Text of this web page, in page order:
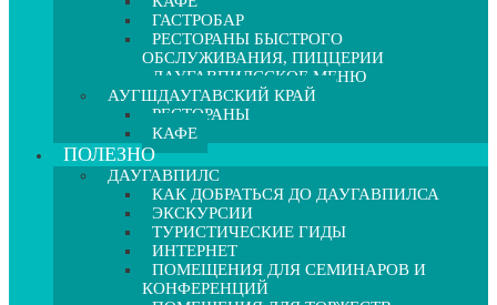
ГАСТРОБАР
РЕСТОРАНЫ БЫСТРОГО
ОБСЛУЖИВАНИЯ, ПИЦЦЕРИИ
ДАУГАВПИЛССКОЕ МЕНЮ
АУГШДАУГАВСКИЙ КРАЙ
РЕСТОРАНЫ
КАФЕ
ПОЛЕЗНО
ДАУГАВПИЛС
КАК ДОБРАТЬСЯ ДО ДАУГАВПИЛСА
ЭКСКУРСИИ
ТУРИСТИЧЕСКИЕ ГИДЫ
ИНТЕРНЕТ
ПОМЕЩЕНИЯ ДЛЯ СЕМИНАРОВ И
КОНФЕРЕНЦИЙ